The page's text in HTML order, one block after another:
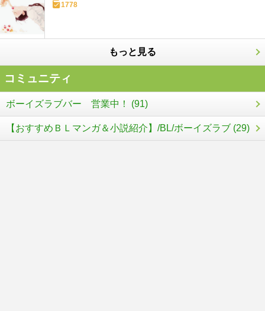
1778
もっと見る
コミュニティ
ボーイズラブバー 営業中！ (91)
【おすすめＢＬマンガ＆小説紹介】/BL/ボーイズラブ (29)